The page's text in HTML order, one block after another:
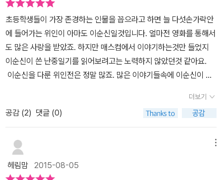
초등학생들이 가장 존경하는 인물을 꼽으라고 하면 늘 다섯손가락안
에 들어가는 위인이 아마도 이순신일것입니다. 얼마전 영화를 통해서
도 많은 사랑을 받았죠. 하지만 매스컴에서 이야기하는것만 들었지
이순신이 쓴 난중일기를 읽어보려고는 노력하지 않았던것 같아요.
이순신을 다룬 위인전은 정말 많죠. 많은 이야기들속에 이순신이 전
한 멋진 이순신만 기억을 하고 있지. 그가 어떤 사람이고 어떤 고민을
했는지에 대해서는 잘 알려지지 않은것 같아요. 책과함께어린이에서
초등학생들이 읽기쉽게 난중일기를 풀어쓴 책이 나왔어요. 솔직히 난
중일기 원전은 모두 한자로 되어있기에 초등학생. 아니 일반인들은
이해하기가 쉽지 않아요. 전문가 선생님들이 잘 풀어서 설명을 해준
더보기
공감 (2) 댓글 (0)
헤림맘 2015-08-05